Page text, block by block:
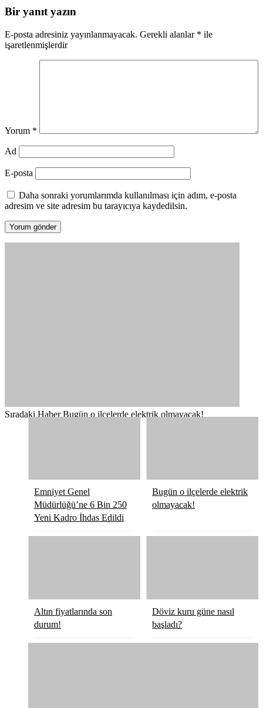
Bir yanıt yazın
E-posta adresiniz yayınlanmayacak. Gerekli alanlar * ile
işaretlenmişlerdir
Yorum *
Ad
E-posta
Daha sonraki yorumlarımda kullanılması için adım, e-posta
adresim ve site adresim bu tarayıcıya kaydedilsin.
Sıradaki Haber Bugün o ilçelerde elektrik olmayacak!
Emniyet Genel
Müdürlüğü’ne 6 Bin 250
Yeni Kadro İhdas Edildi
Bugün o ilçelerde elektrik
olmayacak!
Altın fiyatlarında son
durum!
Döviz kuru güne nasıl
başladı?